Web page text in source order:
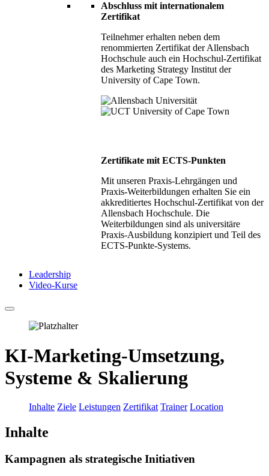
Abschluss mit internationalem
Zertifikat
Teilnehmer erhalten neben dem
renommierten Zertifikat der Allensbach
Hochschule auch ein Hochschul-Zertifikat
des Marketing Strategy Institut der
University of Cape Town.
Zertifikate mit ECTS-Punkten
Mit unseren Praxis-Lehrgängen und
Praxis-Weiterbildungen erhalten Sie ein
akkreditiertes Hochschul-Zertifikat von der
Allensbach Hochschule. Die
Weiterbildungen sind als universitäre
Praxis-Ausbildung konzipiert und Teil des
ECTS-Punkte-Systems.
Leadership
Video-Kurse
KI-Marketing-Umsetzung,
Systeme & Skalierung
Inhalte Ziele Leistungen Zertifikat Trainer Location
Inhalte
Kampagnen als strategische Initiativen